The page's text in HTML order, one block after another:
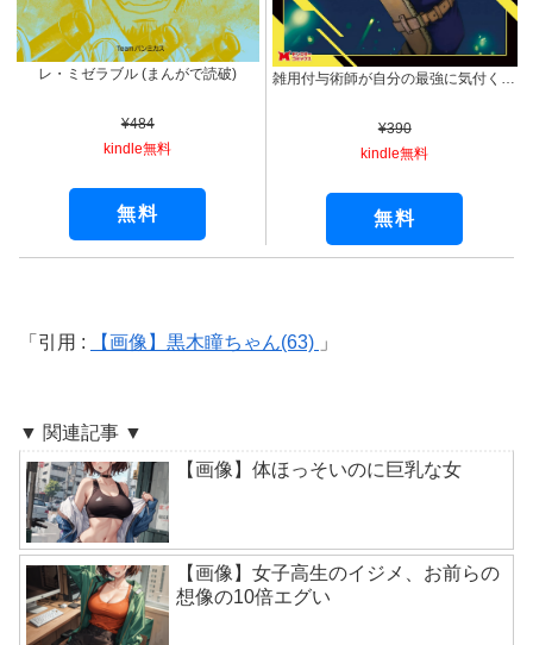
レ・ミゼラブル (まんがで読破)
¥484
kindle無料
無料
¥390
kindle無料
無料
引用 : 【画像】黒木瞳ちゃん(63)
▼ 関連記事 ▼
【画像】体ほっそいのに巨乳な女
【画像】女子高生のイジメ、お前らの
想像の10倍エグい